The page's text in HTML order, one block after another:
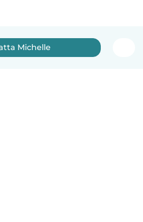
Michelle